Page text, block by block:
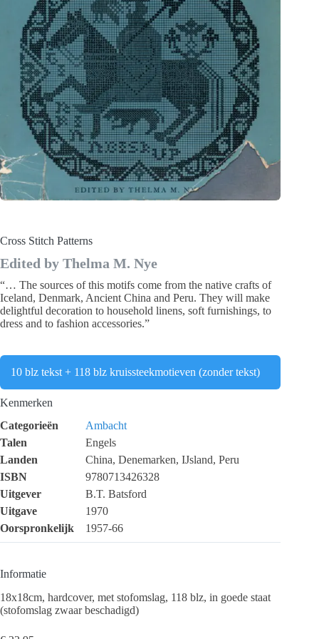
Cross Stitch Patterns
Edited by Thelma M. Nye
“… The sources of this motifs come from the native crafts of
Iceland, Denmark, Ancient China and Peru. They will make
delightful decoration to household linens, soft furnishings, to
dress and to fashion accessories.”
10 blz tekst + 118 blz kruissteekmotieven (zonder tekst)
Kenmerken
Categorieën
Ambacht
Talen
Engels
Landen
China, Denemarken, IJsland, Peru
ISBN
9780713426328
Uitgever
B.T. Batsford
Uitgave
1970
Oorspronkelijk
1957-66
Informatie
18x18cm, hardcover, met stofomslag, 118 blz, in goede staat
(stofomslag zwaar beschadigd)